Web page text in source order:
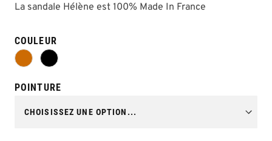
La sandale Hélène est 100% Made In France
COULEUR
POINTURE